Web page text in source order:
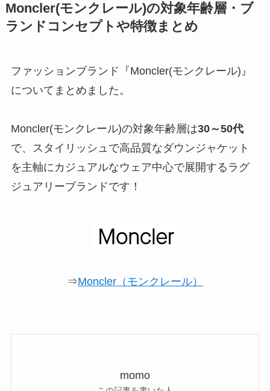
Moncler(モンクレール)の対象年齢層・ブ
ランドコンセプトや特徴まとめ
ファッションブランド『Moncler(モンクレール)』
についてまとめました。
Moncler(モンクレール)の対象年齢層は30～50代
で、スタイリッシュで高品質なダウンジャケット
を主軸にカジュアルなウェア中心で展開するラグ
ジュアリーブランドです！
⇒Moncler（モンクレール）
momo